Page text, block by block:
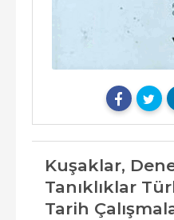
Kuşaklar,
Tanıklıklar
Tarih